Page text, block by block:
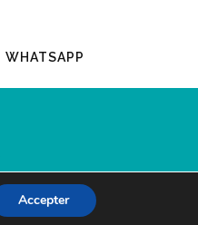
WHATSAPP
Accepter